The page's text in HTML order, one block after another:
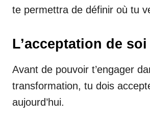
te permettra de définir où tu
L’acceptation de soi
Avant de pouvoir t’engager
transformation, tu dois
aujourd’hui.